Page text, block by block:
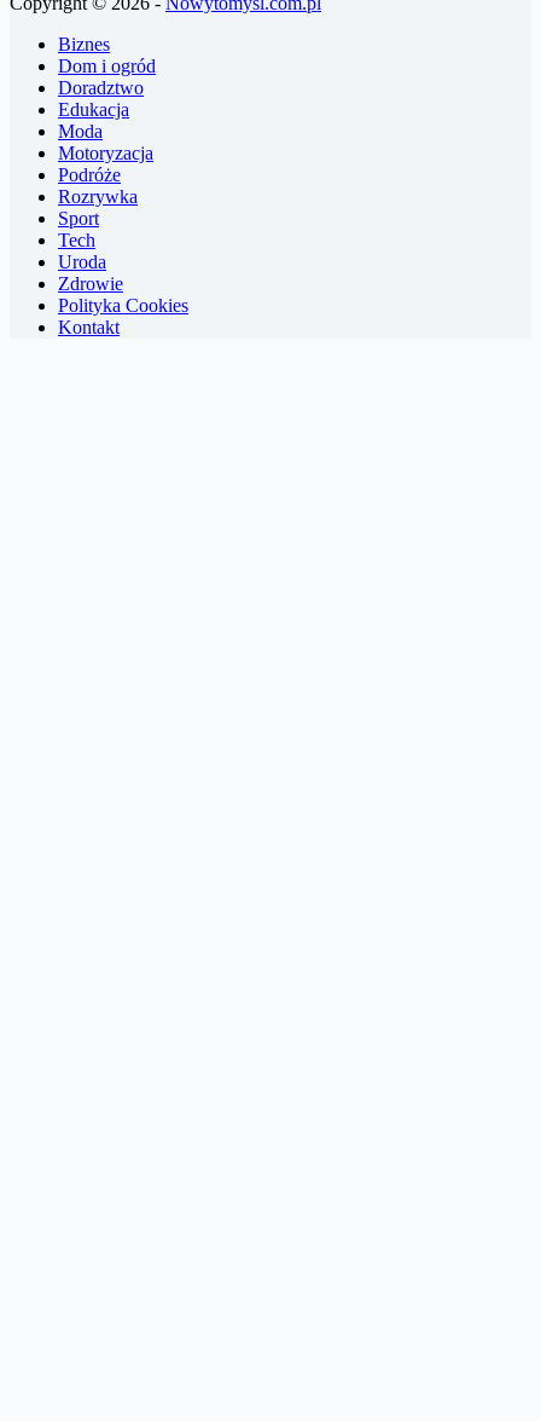
Biznes
Dom i ogród
Doradztwo
Edukacja
Moda
Motoryzacja
Podróże
Rozrywka
Sport
Tech
Uroda
Zdrowie
Polityka Cookies
Kontakt